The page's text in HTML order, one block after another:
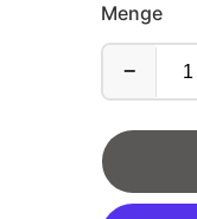
Menge
−